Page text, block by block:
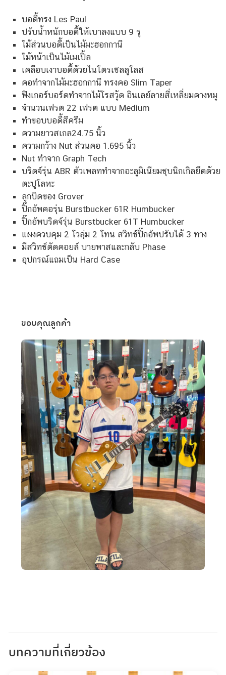
บอดี้ทรง Les Paul
ปรับน้ำหนักบอดี้ให้เบาลงแบบ 9 รู
ไม้ส่วนบอดี้เป็นไม้มะฮอกกานี
ไม้หน้าเป็นไม้เมเปิ้ล
เคลือบเงาบอดี้ด้วยไนโตรเซลลูโลส
คอทำจากไม้มะฮอกกานี ทรงคอ Slim Taper
ฟิงเกอร์บอร์ดทำจากไม้โรสวู้ด อินเลย์ลายสี่เหลี่ยมคางหมู
จำนวนเฟรต 22 เฟรต แบบ Medium
ทำขอบบอดี้สีครีม
ความยาวสเกล24.75 นิ้ว
ความกว้าง Nut ส่วนคอ 1.695 นิ้ว
Nut ทำจาก Graph Tech
บริดจ์รุ่น ABR ตัวเพลททำจากอะลูมิเนียมชุบนิกเกิลยึดด้วย
ตะปูโลหะ
ลูกบิดของ Grover
ปิ๊กอัพคอรุ่น Burstbucker 61R Humbucker
ปิ๊กอัพบริดจ์รุ่น Burstbucker 61T Humbucker
แผงควบคุม 2 โวลุ่ม 2 โทน สวิทช์ปิ๊กอัพปรับได้ 3 ทาง
มีสวิทช์ตัดคอยล์ บายพาสและกลับ Phase
อุปกรณ์แถมเป็น Hard Case
ขอบคุณลูกค้า
บทความที่เกี่ยวข้อง